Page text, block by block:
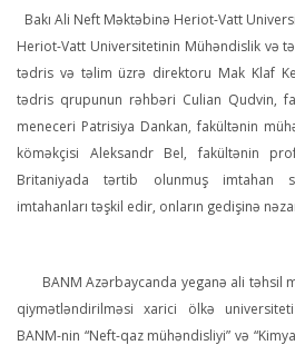
Bakı Ali Neft Məktəbinə Heriot-Vatt
Heriot-Vatt Universitetinin Mühəndislik və
tədris və təlim üzrə direktoru Mak Klaf
tədris qrupunun rəhbəri Culian Qudvin,
meneceri Patrisiya Dankan, fakültənin
köməkçisi Aleksandr Bel, fakültənin
Britaniyada tərtib olunmuş imtahan
imtahanları təşkil edir, onların gedişinə
BANM Azərbaycanda yeganə ali təhsil
qiymətləndirilməsi xarici ölkə
BANM-nin “Neft-qaz mühəndisliyi” və